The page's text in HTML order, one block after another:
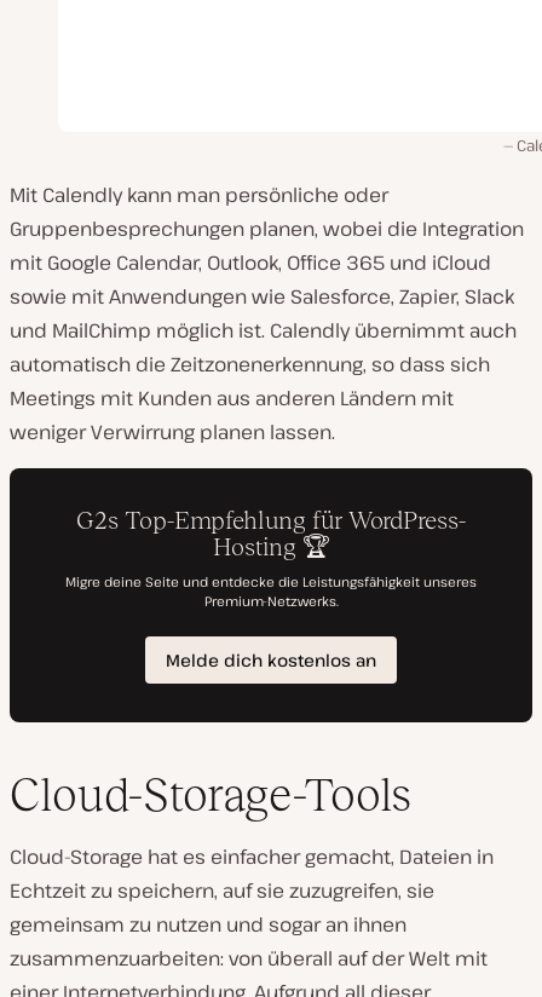
Mit Calendly kann man persönliche oder
Gruppenbesprechungen planen, wobei die Integration
mit Google Calendar, Outlook, Office 365 und iCloud
sowie mit Anwendungen wie Salesforce, Zapier, Slack
und MailChimp möglich ist. Calendly übernimmt auch
automatisch die Zeitzonenerkennung, so dass sich
Meetings mit Kunden aus anderen Ländern mit
weniger Verwirrung planen lassen.
Cloud-Storage-Tools
Cloud-Storage hat es einfacher gemacht, Dateien in
Echtzeit zu speichern, auf sie zuzugreifen, sie
gemeinsam zu nutzen und sogar an ihnen
zusammenzuarbeiten: von überall auf der Welt mit